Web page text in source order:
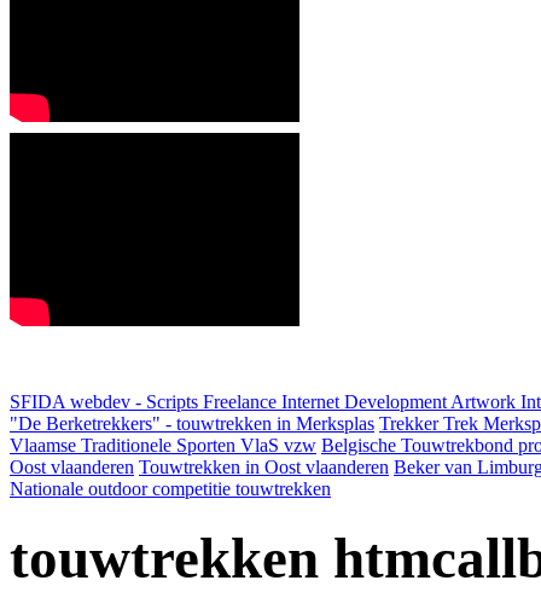
SFIDA webdev - Scripts Freelance Internet Development Artwork
"De Berketrekkers" - touwtrekken in Merksplas Trekker Trek
Vlaamse Traditionele Sporten VlaS vzw Belgische Touwtrekbond
Oost vlaanderen Touwtrekken in Oost vlaanderen Beker van
Nationale outdoor competitie touwtrekken
touwtrekken